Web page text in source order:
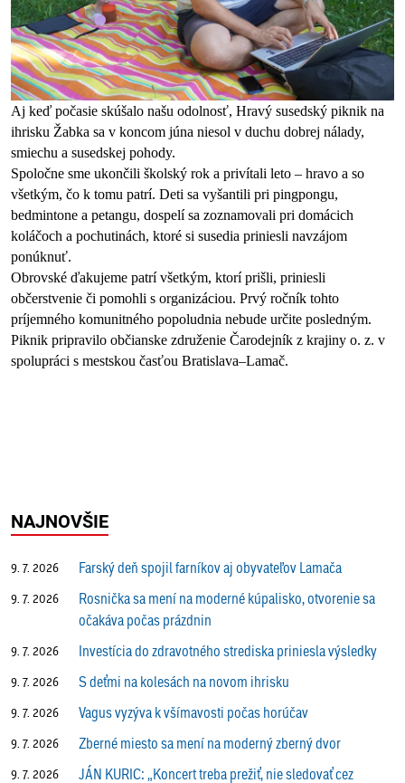
Aj keď počasie skúšalo našu odolnosť, Hravý susedský piknik na
ihrisku Žabka sa v koncom júna niesol v duchu dobrej nálady,
smiechu a susedskej pohody.
Spoločne sme ukončili školský rok a privítali leto – hravo a so
všetkým, čo k tomu patrí. Deti sa vyšantili pri pingpongu,
bedmintone a petangu, dospelí sa zoznamovali pri domácich
koláčoch a pochutinách, ktoré si susedia priniesli navzájom
ponúknuť.
Obrovské ďakujeme patrí všetkým, ktorí prišli, priniesli
občerstvenie či pomohli s organizáciou. Prvý ročník tohto
príjemného komunitného popoludnia nebude určite posledným.
Piknik pripravilo občianske združenie Čarodejník z krajiny o. z. v
spolupráci s mestskou časťou Bratislava–Lamač.
NAJNOVŠIE
9. 7. 2026 Farský deň spojil farníkov aj obyvateľov Lamača
9. 7. 2026
Rosnička sa mení na moderné kúpalisko, otvorenie sa
očakáva počas prázdnin
9. 7. 2026 Investícia do zdravotného strediska priniesla výsledky
9. 7. 2026 S deťmi na kolesách na novom ihrisku
9. 7. 2026 Vagus vyzýva k všímavosti počas horúčav
9. 7. 2026 Zberné miesto sa mení na moderný zberný dvor
9. 7. 2026
JÁN KURIC: „Koncert treba prežiť, nie sledovať cez